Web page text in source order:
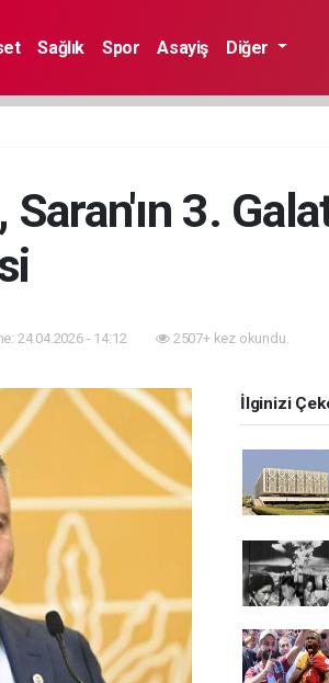
Sağlık Spor Asayiş Diğer
3.
24.04.2026 - 14:12 2507+ kez okundu.
İlginizi